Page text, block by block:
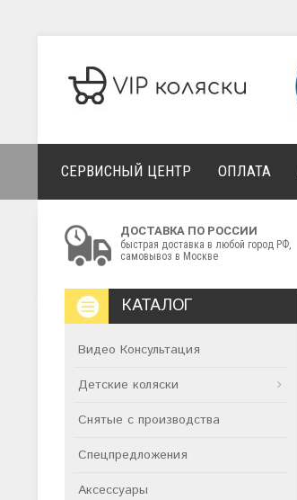
СЕРВИСНЫЙ ЦЕНТР ОПЛАТА
ДОСТАВКА ПО РОССИИ
быстрая доставка в любой город РФ,
самовывоз в Москве
КАТАЛОГ
Видео Консультация
Детские коляски
Снятые с производства
Спецпредложения
Аксессуары